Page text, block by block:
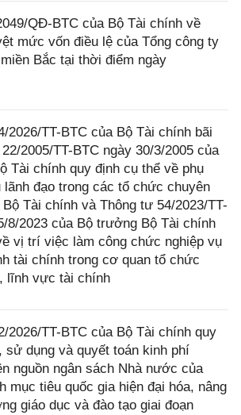
QĐ-BTC của Bộ Tài chính về
mức vốn điều lệ của Tổng công ty
Bắc tại thời điểm ngày
2026/TT-BTC của Bộ Tài chính bãi
2005/TT-BTC ngày 30/3/2005 của
Tài chính quy định cụ thể về phụ
đạo trong các tổ chức chuyên
Bộ Tài chính và Thông tư 54/2023/TT-
8/2023 của Bộ trưởng Bộ Tài chính
vị trí việc làm công chức nghiệp vụ
tài chính trong cơ quan tổ chức
lĩnh vực tài chính
2026/TT-BTC của Bộ Tài chính quy
sử dụng và quyết toán kinh phí
nguồn ngân sách Nhà nước của
mục tiêu quốc gia hiện đại hóa, nâng
giáo dục và đào tạo giai đoạn